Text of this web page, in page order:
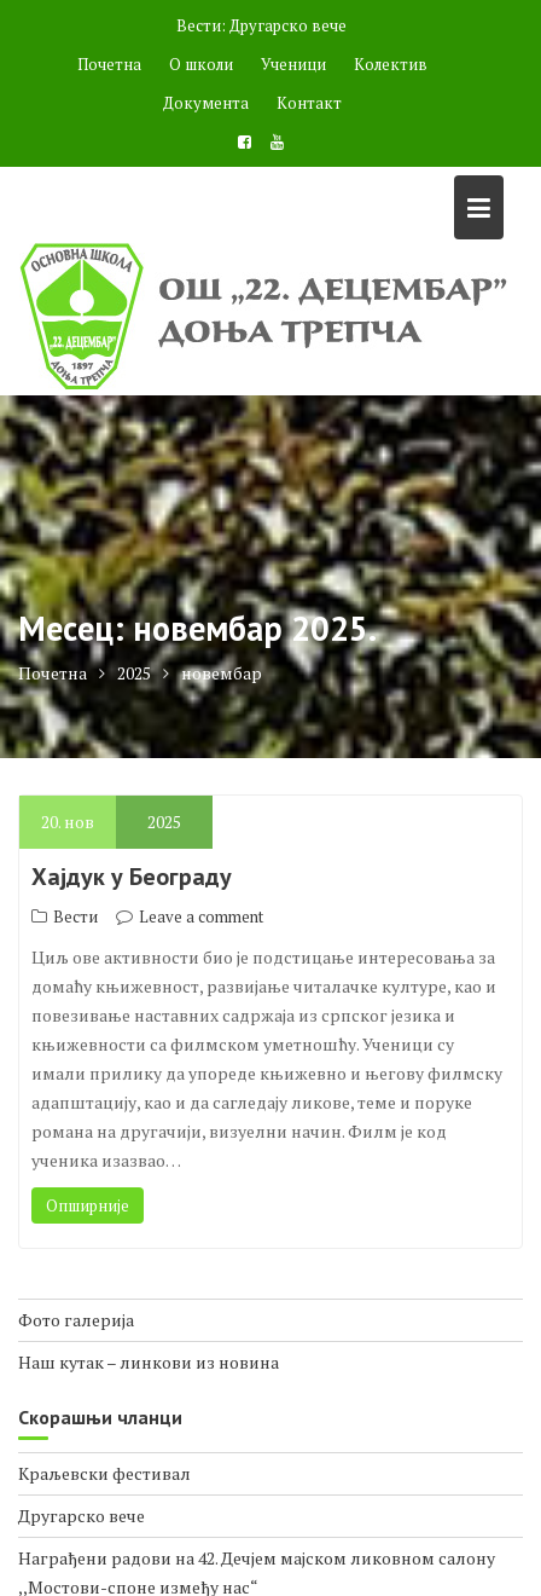
Вести: Другарско вече
Почетна
О школи Ученици
Колектив
Документа
Контакт
Месец:новембар 2025.
Почетна 2025 новембар
20. нов 2025
Хајдук у Београду
Вести Leave a comment
Циљ ове активности био је подстицање интересовања за
домаћу књижевност, развијање читалачке културе, као и
повезивање наставних садржаја из српског језика и
књижевности са филмском уметношћу. Ученици су
имали прилику да упореде књижевно и његову филмску
адапштацију, као и да сагледају ликове, теме и поруке
романа на другачији, визуелни начин. Филм је код
ученика изазвао…
Опширније
Фото галерија
Наш кутак – линкови из новина
Скорашњи чланци
Краљевски фестивал
Другарско вече
Награђени радови на 42. Дечјем мајском ликовном салону
,,Мостови-споне између нас“